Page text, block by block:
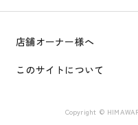
店舗オーナー様へ
このサイトについて
Copyright ©